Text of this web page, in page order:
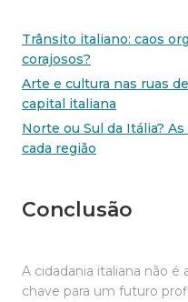
Trânsito italiano: caos
corajosos?
Arte e cultura nas ruas
capital italiana
Norte ou Sul da Itália?
cada região
Conclusão
A cidadania italiana não
chave para um futuro